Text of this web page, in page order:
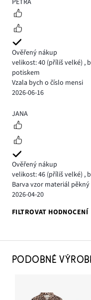
PETRA
Ověřený nákup
velikost: 40 (příliš velké) ,
potiskem
Vzala bych o číslo mensi
2026-06-16
4
JANA
Ověřený nákup
velikost: 46 (příliš velké) ,
Barva vzor materiál pěkný
2026-04-20
FILTROVAT HODNOCENÍ
PODOBNÉ